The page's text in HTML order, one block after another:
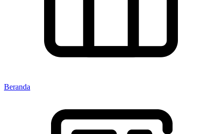
Beranda